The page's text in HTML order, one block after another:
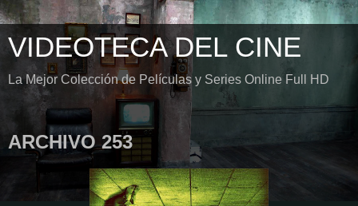
VIDEOTECA DEL CINE
La Mejor Colección de Películas y Series Online Full HD
ARCHIVO 253